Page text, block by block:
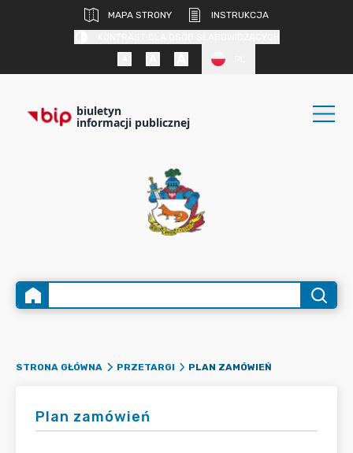
MAPA STRONY
INSTRUKCJA
biuletyn
informacji publicznej
STRONA GŁÓWNA PRZETARGI PLAN ZAMÓWIEŃ
Plan zamówień